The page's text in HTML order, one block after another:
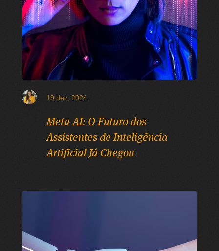
19 dez, 2024
Meta AI: O Futuro dos
Assistentes de Inteligência
Artificial Já Chegou